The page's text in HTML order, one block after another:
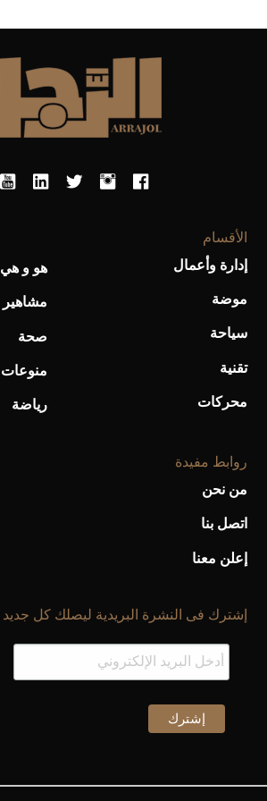
الأقسام
إدارة وأعمال
موضة
سياحة
تقنية
محركات
هو و هي
مشاهير
صحة
منوعات
رياضة
روابط مفيدة
من نحن
اتصل بنا
إعلن معنا
إشترك فى النشرة البريدية ليصلك كل جديد